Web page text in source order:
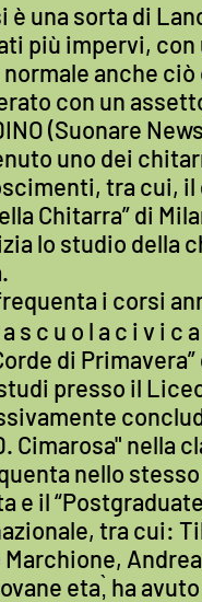
è una sorta di
più impervi,
anche
con un
(Suonare
uno dei
tra cui, il
Chitarra” di
lo studio della
i corsi
s c u o l a c i v i c
di
presso il
Cimarosa" nella
nello
e il
tra cui:
Marchione,
eta,̀ ha